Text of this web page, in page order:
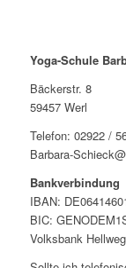
Yoga-Schule
Bäckerstr. 8
59457 Werl
Telefon: 02922 /
Barbara-
Bankverbindung
IBAN:
BIC:
Volksbank